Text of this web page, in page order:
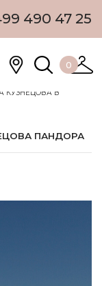
490 47 25
0
КУЗНЕЦОВА В
ПАНДОРА